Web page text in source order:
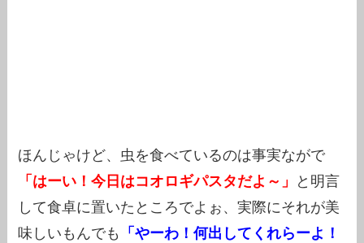
ほんじゃけど、虫を食べているのは事実ながで
「はーい！今日はコオロギパスタだよ～」
と明言
して食卓に置いたところでよぉ、実際にそれが美
味しいもんでも
「やーわ！何出してくれらーよ！